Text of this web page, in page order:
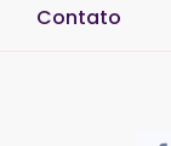
Contato